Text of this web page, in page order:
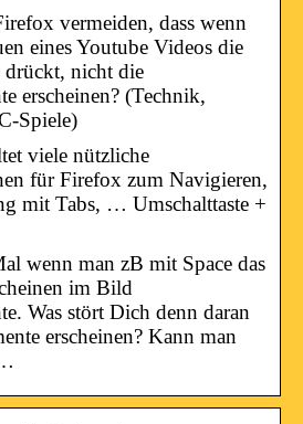
vermeiden, dass wenn
eines Youtube Videos die
drückt, nicht die
erscheinen? (Technik,
Spiele)
viele nützliche
für Firefox zum Navigieren,
mit Tabs, … Umschalttaste +
wenn man zB mit Space das
im Bild
Was stört Dich denn daran
erscheinen? Kann man